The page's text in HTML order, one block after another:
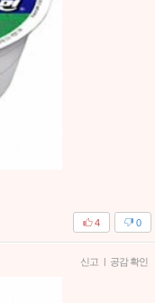
0
4
신고 | 공감 확인